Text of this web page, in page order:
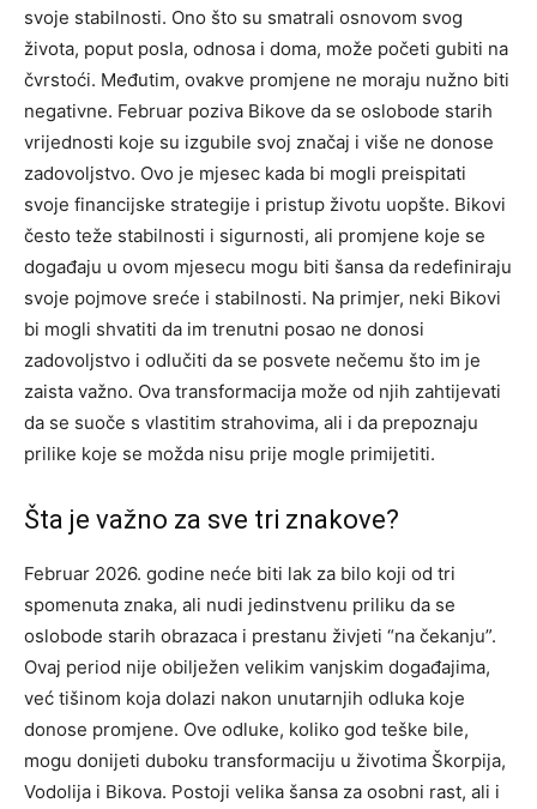
svoje stabilnosti. Ono što su smatrali osnovom svog
života, poput posla, odnosa i doma, može početi gubiti na
čvrstoći. Međutim, ovakve promjene ne moraju nužno biti
negativne. Februar poziva Bikove da se oslobode starih
vrijednosti koje su izgubile svoj značaj i više ne donose
zadovoljstvo. Ovo je mjesec kada bi mogli preispitati
svoje financijske strategije i pristup životu uopšte. Bikovi
često teže stabilnosti i sigurnosti, ali promjene koje se
događaju u ovom mjesecu mogu biti šansa da redefiniraju
svoje pojmove sreće i stabilnosti. Na primjer, neki Bikovi
bi mogli shvatiti da im trenutni posao ne donosi
zadovoljstvo i odlučiti da se posvete nečemu što im je
zaista važno. Ova transformacija može od njih zahtijevati
da se suoče s vlastitim strahovima, ali i da prepoznaju
prilike koje se možda nisu prije mogle primijetiti.
Šta je važno za sve tri znakove?
Februar 2026. godine neće biti lak za bilo koji od tri
spomenuta znaka, ali nudi jedinstvenu priliku da se
oslobode starih obrazaca i prestanu živjeti “na čekanju”.
Ovaj period nije obilježen velikim vanjskim događajima,
već tišinom koja dolazi nakon unutarnjih odluka koje
donose promjene. Ove odluke, koliko god teške bile,
mogu donijeti duboku transformaciju u životima Škorpija,
Vodolija i Bikova. Postoji velika šansa za osobni rast, ali i